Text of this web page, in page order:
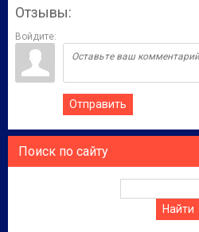
Отзывы:
Войдите:
Отправить
Поиск по сайту